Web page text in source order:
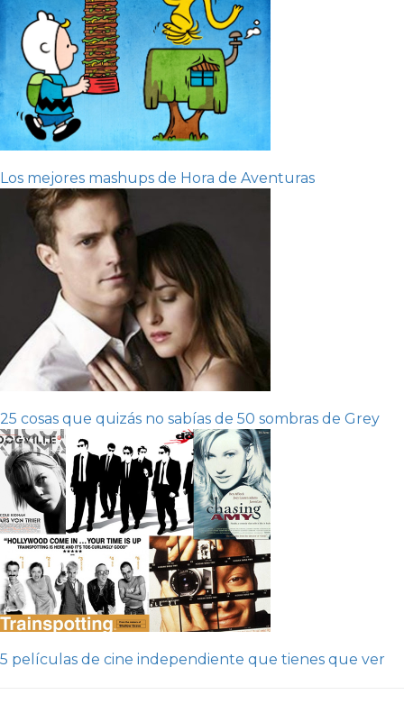
Los mejores mashups de Hora de Aventuras
25 cosas que quizás no sabías de 50 sombras de Grey
5 películas de cine independiente que tienes que ver